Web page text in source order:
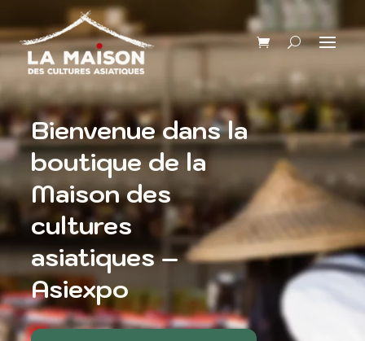
Bienvenue dans la
boutique de la
Maison des
cultures
asiatiques –
Asiexpo